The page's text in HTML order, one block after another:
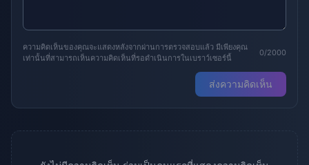
ความคิดเห็นของคุณจะแสดงหลังจากผ่านการตรวจสอบแล้ว มีเพียงคุณ
เท่านั้นที่สามารถเห็นความคิดเห็นที่รอดำเนินการในเบราว์เซอร์นี้
0/2000
ส่งความคิดเห็น